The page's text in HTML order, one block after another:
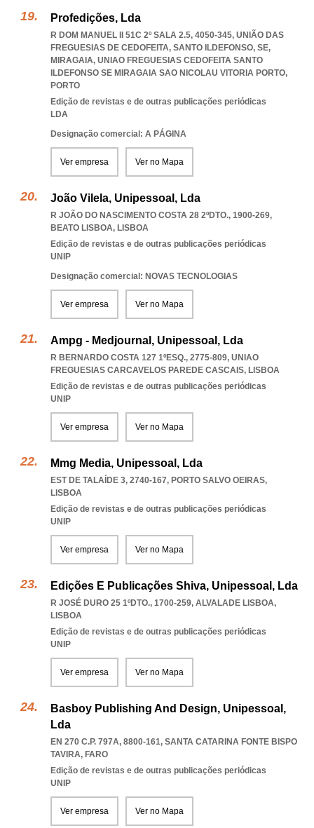
Profedições, Lda
R DOM MANUEL II 51C 2º SALA 2.5, 4050-345, UNIÃO DAS
FREGUESIAS DE CEDOFEITA, SANTO ILDEFONSO, SE,
MIRAGAIA, UNIAO FREGUESIAS CEDOFEITA SANTO
ILDEFONSO SE MIRAGAIA SAO NICOLAU VITORIA PORTO,
PORTO
Edição de revistas e de outras publicações periódicas
LDA
Designação comercial: A PÁGINA
Ver empresa Ver no Mapa
João Vilela, Unipessoal, Lda
R JOÃO DO NASCIMENTO COSTA 28 2ºDTO., 1900-269,
BEATO LISBOA, LISBOA
Edição de revistas e de outras publicações periódicas
UNIP
Designação comercial: NOVAS TECNOLOGIAS
Ver empresa Ver no Mapa
Ampg - Medjournal, Unipessoal, Lda
R BERNARDO COSTA 127 1ºESQ., 2775-809, UNIAO
FREGUESIAS CARCAVELOS PAREDE CASCAIS, LISBOA
Edição de revistas e de outras publicações periódicas
UNIP
Ver empresa Ver no Mapa
Mmg Media, Unipessoal, Lda
EST DE TALAÍDE 3, 2740-167, PORTO SALVO OEIRAS,
LISBOA
Edição de revistas e de outras publicações periódicas
UNIP
Ver empresa Ver no Mapa
Edições E Publicações Shiva, Unipessoal, Lda
R JOSÉ DURO 25 1ºDTO., 1700-259, ALVALADE LISBOA,
LISBOA
Edição de revistas e de outras publicações periódicas
UNIP
Ver empresa Ver no Mapa
Basboy Publishing And Design, Unipessoal,
Lda
EN 270 C.P. 797A, 8800-161, SANTA CATARINA FONTE BISPO
TAVIRA, FARO
Edição de revistas e de outras publicações periódicas
UNIP
Ver empresa Ver no Mapa